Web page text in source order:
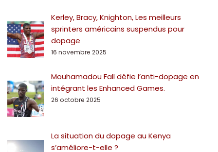
Kerley, Bracy, Knighton, Les meilleurs
sprinters américains suspendus pour
dopage
16 novembre 2025
Mouhamadou Fall défie l’anti-dopage en
intégrant les Enhanced Games.
26 octobre 2025
La situation du dopage au Kenya
s’améliore-t-elle ?